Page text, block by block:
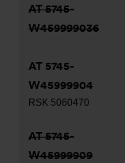
AT 5745-
W459999036
AT 5745-
W45999904
RSK 5060470
AT 5745-
W45999909